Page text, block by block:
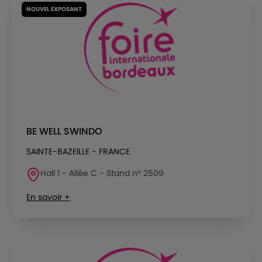
NOUVEL EXPOSANT
BE WELL SWINDO
SAINTE-BAZEILLE - FRANCE
Hall 1 - Allée C - Stand n° 2509
En savoir +